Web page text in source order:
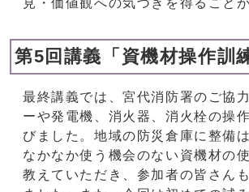
見・価値観への気づきを得ること
第5回講義「資機材操作訓
最終講義では、宮代消防署のご協
ーや発電機、消火器、消火栓の操
びました。地域の防災倉庫に整備
なかなか使う機会のない資機材の
教えていただき、参加者の皆さん